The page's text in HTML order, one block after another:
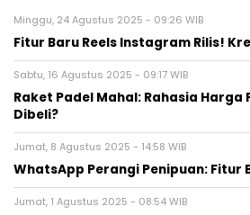
Minggu, 24 Agustus 2025 - 09:26 WIB
Fitur Baru Reels Instagram Rilis!
Sabtu, 16 Agustus 2025 - 09:17 WIB
Raket Padel Mahal: Rahasia
Dibeli?
Jumat, 8 Agustus 2025 - 14:58 WIB
WhatsApp Perangi Penipuan: Fitur
Jumat, 1 Agustus 2025 - 08:54 WIB